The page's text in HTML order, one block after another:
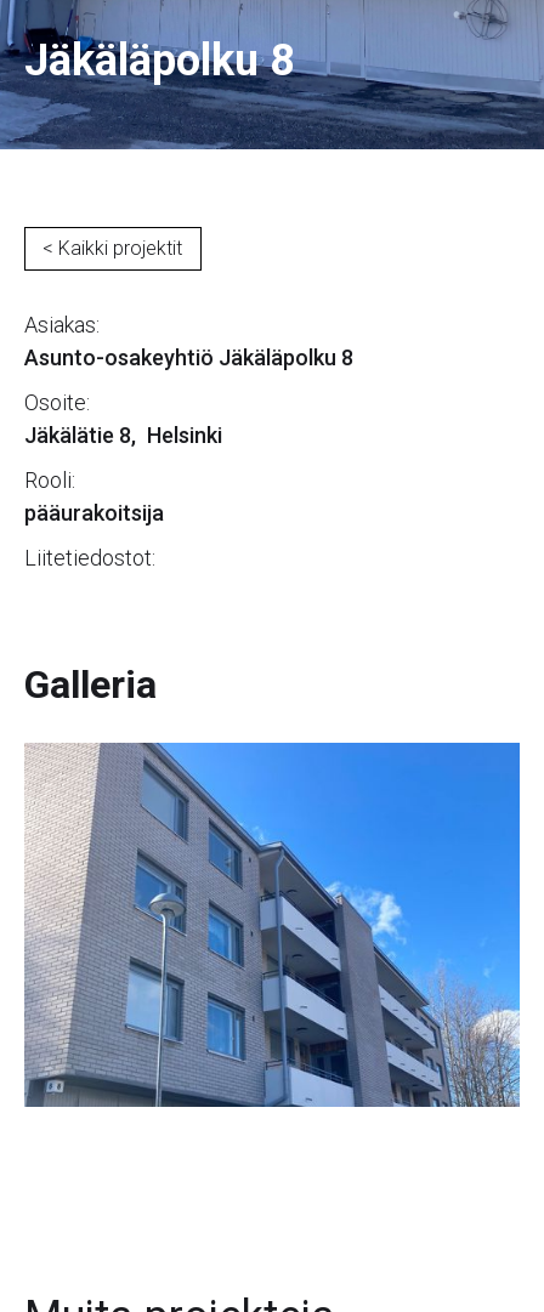
Jäkäläpolku 8
< Kaikki projektit
Asiakas:
Asunto-osakeyhtiö Jäkäläpolku 8
Osoite:
Jäkälätie 8, Helsinki
Rooli:
pääurakoitsija
Liitetiedostot:
Galleria